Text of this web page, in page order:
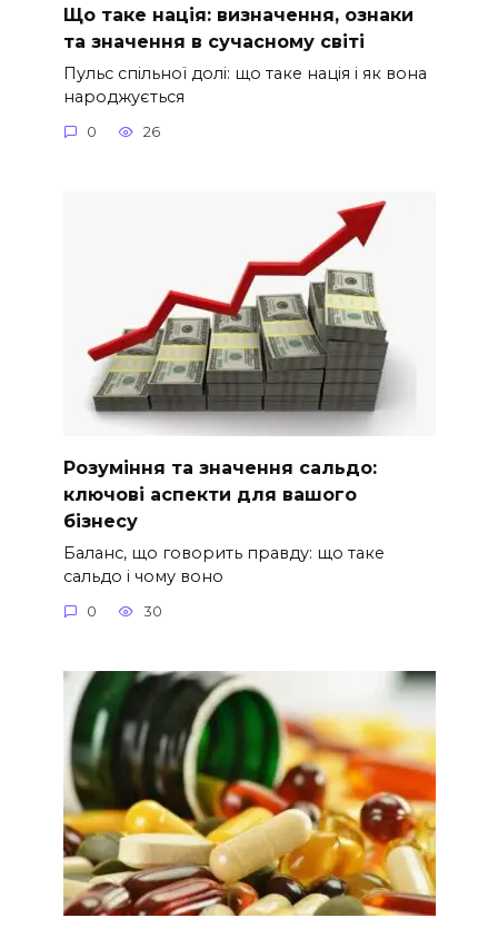
Що таке нація: визначення, ознаки
та значення в сучасному світі
Пульс спільної долі: що таке нація і як вона
народжується
0 26
Розуміння та значення сальдо:
ключові аспекти для вашого
бізнесу
Баланс, що говорить правду: що таке
сальдо і чому воно
0 30